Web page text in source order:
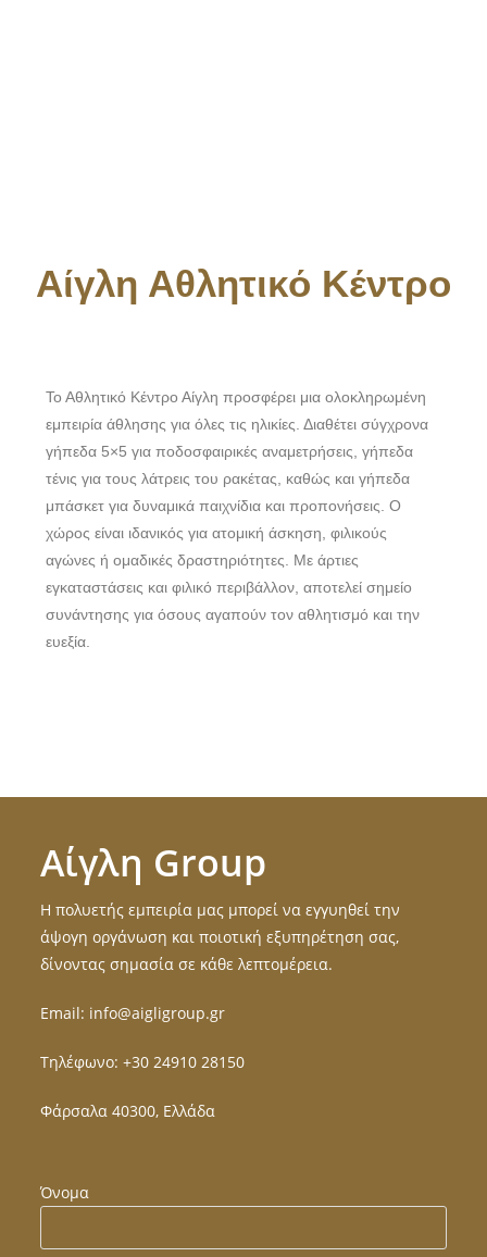
Αίγλη Αθλητικό Κέντρο
Το Αθλητικό Κέντρο Αίγλη προσφέρει μια ολοκληρωμένη
εμπειρία άθλησης για όλες τις ηλικίες. Διαθέτει σύγχρονα
γήπεδα 5×5 για ποδοσφαιρικές αναμετρήσεις, γήπεδα
τένις για τους λάτρεις του ρακέτας, καθώς και γήπεδα
μπάσκετ για δυναμικά παιχνίδια και προπονήσεις. Ο
χώρος είναι ιδανικός για ατομική άσκηση, φιλικούς
αγώνες ή ομαδικές δραστηριότητες. Με άρτιες
εγκαταστάσεις και φιλικό περιβάλλον, αποτελεί σημείο
συνάντησης για όσους αγαπούν τον αθλητισμό και την
ευεξία.
Αίγλη Group
Η πολυετής εμπειρία μας μπορεί να εγγυηθεί την
άψογη οργάνωση και ποιοτική εξυπηρέτηση σας,
δίνοντας σημασία σε κάθε λεπτομέρεια.
Email: info@aigligroup.gr
Τηλέφωνο:+30 24910 28150
Φάρσαλα 40300, Ελλάδα
Όνομα